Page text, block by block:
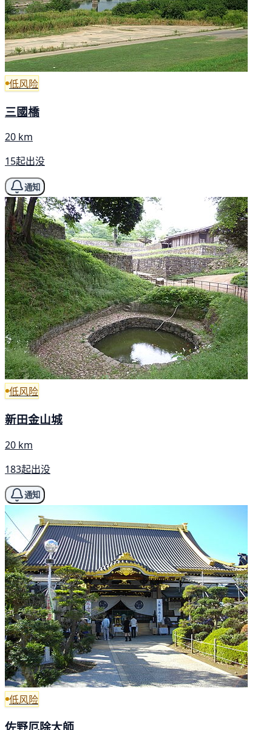
低风险
三國橋
20 km
15起出没
通知
低风险
新田金山城
20 km
183起出没
通知
低风险
佐野厄除大師